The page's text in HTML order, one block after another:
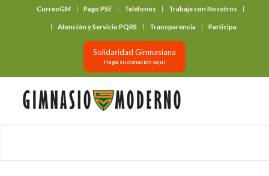
CorreoGM Pago PSE Teléfonos Trabaje con Nosotros
Atención y Servicio PQRS Transparencia Participa
Solidaridad Gimnasiana
Haga su donación aquí